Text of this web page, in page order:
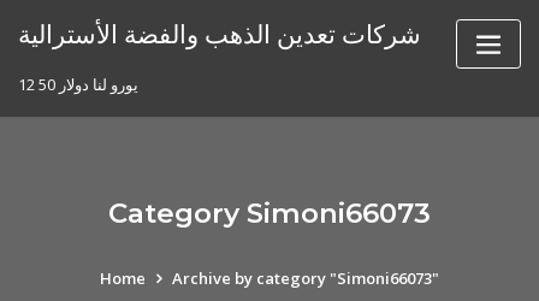
شركات تعدين الذهب والفضة الأسترالية
12 50 يورو لنا دولار
Category Simoni66073
Home Archive by category "Simoni66073"